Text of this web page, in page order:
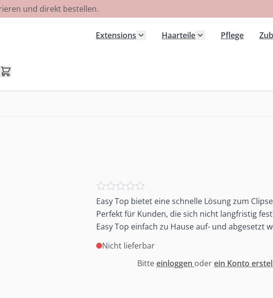
und direkt bestellen.
Extensions
Haarteile
Pflege
Easy Top bietet eine schnelle Lösung zum
Perfekt für Kunden, die sich nicht langfristig
Easy Top einfach zu Hause auf- und abgesetzt
Nicht lieferbar
Bitteeinloggen oderein Konto